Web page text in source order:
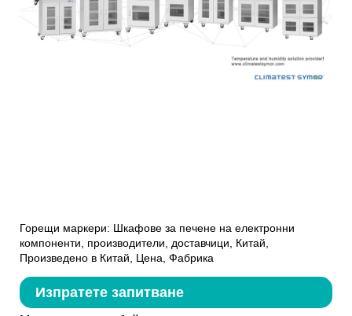
Горещи маркери: Шкафове за печене на електронни
компоненти, производители, доставчици, Китай,
Произведено в Китай, Цена, Фабрика
Изпратете запитване